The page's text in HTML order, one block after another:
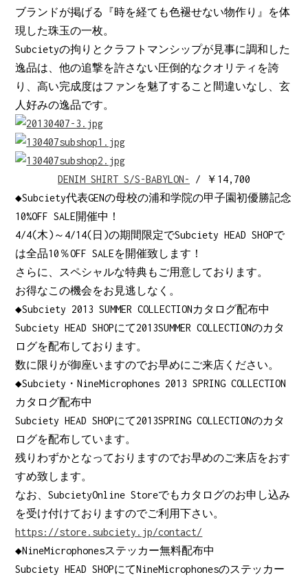
ブランドが掲げる『時を経ても色褪せない物作り』を体
現した珠玉の一枚。
Subcietyの拘りとクラフトマンシップが見事に調和した
逸品は、他の追撃を許さない圧倒的なクオリティを誇
り、高い完成度はファンを魅了すること間違いなし、玄
人好みの逸品です。
DENIM SHIRT S/S-BABYLON-
/ ￥14,700
◆Subciety代表GENの母校の浦和学院の甲子園初優勝記念
10%OFF SALE開催中！
4/4(木)～4/14(日)の期間限定でSubciety HEAD SHOPで
は全品10％OFF SALEを開催致します！
さらに、スペシャルな特典もご用意しております。
お得なこの機会をお見逃しなく。
◆Subciety 2013 SUMMER COLLECTIONカタログ配布中
Subciety HEAD SHOPにて2013SUMMER COLLECTIONのカタ
ログを配布しております。
数に限りが御座いますのでお早めにご来店ください。
◆Subciety・NineMicrophones 2013 SPRING COLLECTION
カタログ配布中
Subciety HEAD SHOPにて2013SPRING COLLECTIONのカタ
ログを配布しています。
残りわずかとなっておりますのでお早めのご来店をおす
すめ致します。
なお、SubcietyOnline Storeでもカタログのお申し込み
を受け付けておりますのでご利用下さい。
https://store.subciety.jp/contact/
◆NineMicrophonesステッカー無料配布中
Subciety HEAD SHOPにてNineMicrophonesのステッカー